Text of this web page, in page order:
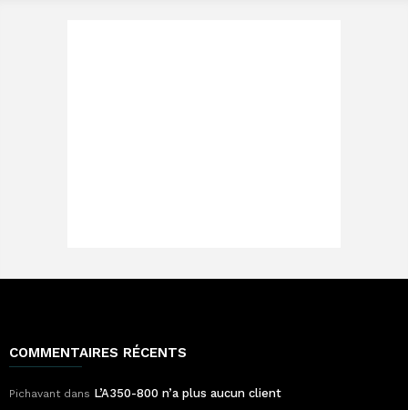
COMMENTAIRES RÉCENTS
Pichavant dans L’A350-800 n’a plus aucun client